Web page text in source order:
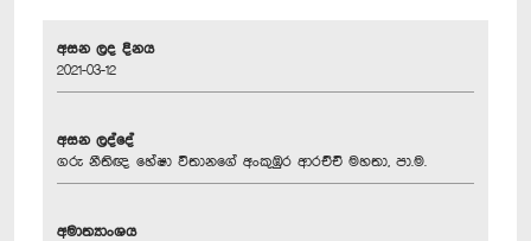
අසන ලද දිනය
2021-03-12
අසන ලද්දේ
ගරු නීතිඥ හේෂා විතානගේ අංකුඹුර ආරච්චි මහතා, පා.ම.
අමාත්‍යාංශය